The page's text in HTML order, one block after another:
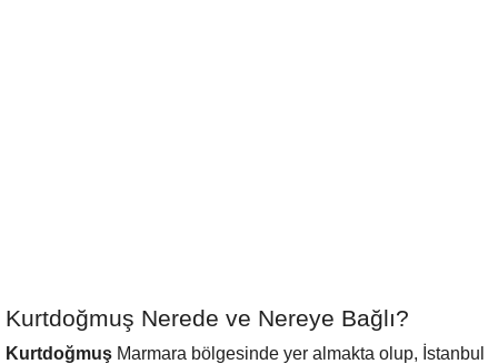
Kurtdoğmuş Nerede ve Nereye Bağlı?
Kurtdoğmuş Marmara bölgesinde yer almakta olup, İstanbul